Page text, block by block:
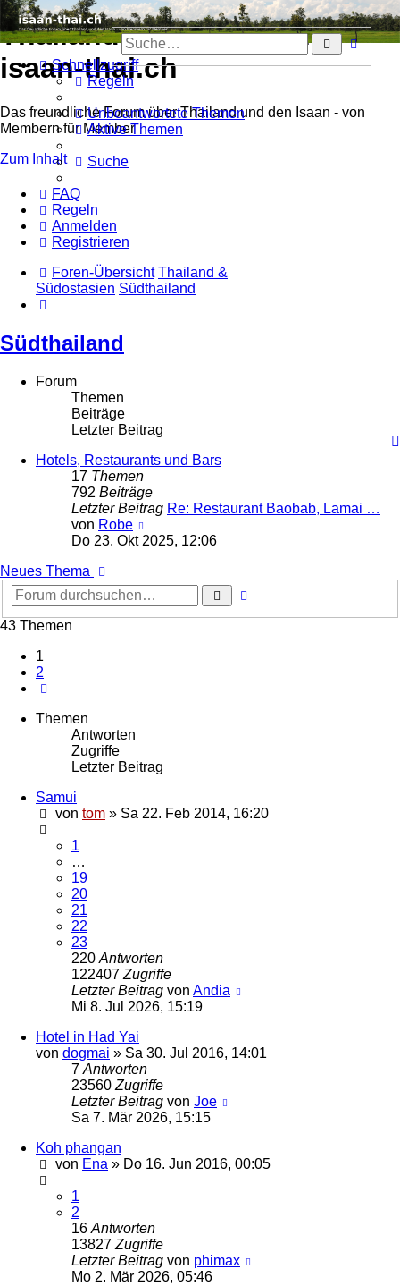
Suche
Thailand & Isaan Forum -
isaan-thai.ch
Das freundliche Forum über Thailand und den Isaan - von
Membern für Member
Zum Inhalt
Schnellzugriff
Regeln
Unbeantwortete Themen
Aktive Themen
Suche
FAQ
Regeln
Anmelden
Registrieren
Foren-Übersicht Thailand &
Südostasien Südthailand
Südthailand
Forum
Themen
Beiträge
Letzter Beitrag
Hotels, Restaurants und Bars
17 Themen
792 Beiträge
Letzter Beitrag Re: Restaurant Baobab, Lamai …
von Robe
Beitrag
Do 23. Okt 2025, 12:06
Neues Thema
Suche
43 Themen
1
2
Themen
Antworten
Zugriffe
Letzter Beitrag
Samui
von tom » Sa 22. Feb 2014, 16:20
1
…
19
20
21
22
23
220 Antworten
122407 Zugriffe
Letzter Beitrag von Andia
Mi 8. Jul 2026, 15:19
Hotel in Had Yai
von dogmai » Sa 30. Jul 2016, 14:01
7 Antworten
23560 Zugriffe
Letzter Beitrag von Joe
Sa 7. Mär 2026, 15:15
Koh phangan
von Ena » Do 16. Jun 2016, 00:05
1
2
16 Antworten
13827 Zugriffe
Letzter Beitrag von phimax
Mo 2. Mär 2026, 05:46